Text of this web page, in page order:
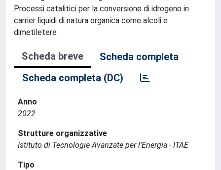
Processi catalitici per la conversione di idrogeno in
carrier liquidi di natura organica come alcoli e
dimetiletere
Scheda breve
Scheda completa
Scheda completa (DC)
Anno
2022
Strutture organizzative
Istituto di Tecnologie Avanzate per l'Energia - ITAE
Tipo